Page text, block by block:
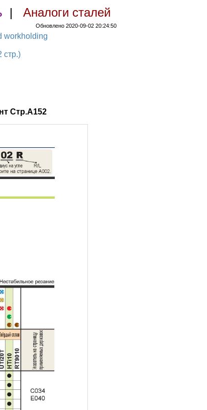
| Аналоги сталей
Обновлено 2020-09-02 20:24:50
workholding
стр.)
Стр.A152